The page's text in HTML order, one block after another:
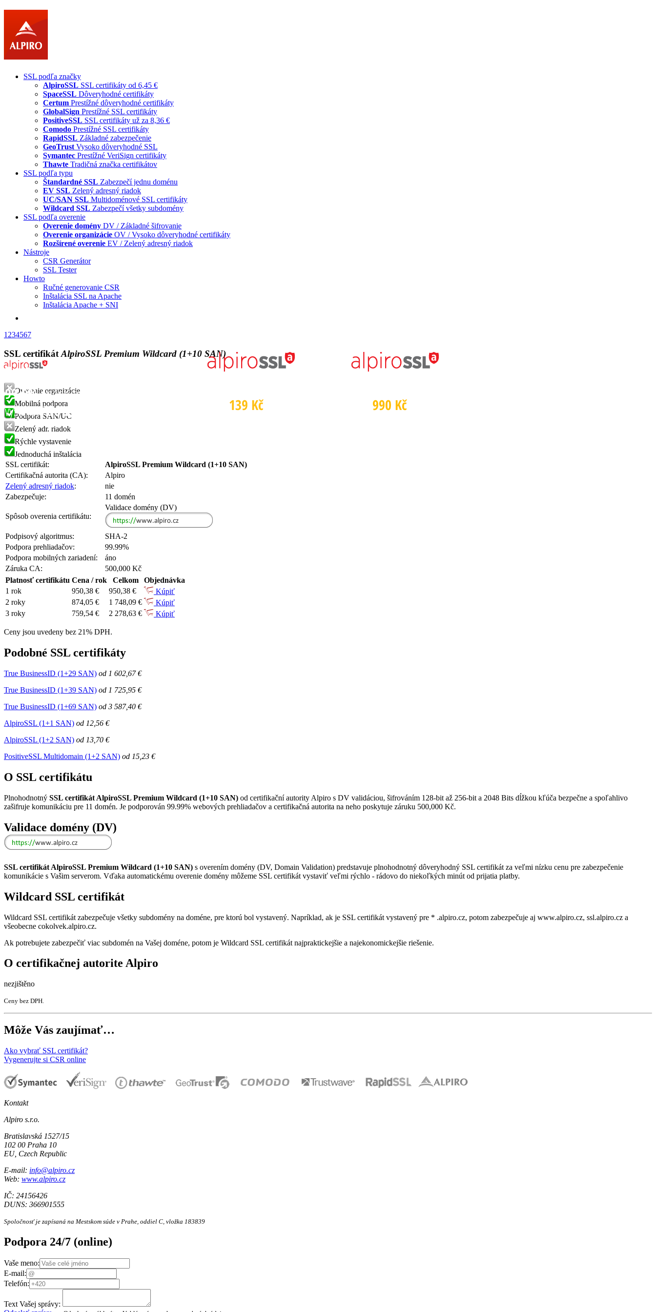
SSL podľa značky
AlpiroSSL SSL certifikáty od 6,45 €
SpaceSSL Dôveryhodné certifikáty
Certum Prestížné dôveryhodné certifikáty
GlobalSign Prestížné SSL certifikáty
PositiveSSL SSL certifikáty už za 8,36 €
Comodo Prestížné SSL certifikáty
RapidSSL Základné zabezpečenie
GeoTrust Vysoko dôveryhodné SSL
Symantec Prestížné VeriSign certifikáty
Thawte Tradičná značka certifikátov
SSL podľa typu
Štandardné SSL Zabezpečí jednu doménu
EV SSL Zelený adresný riadok
UC/SAN SSL Multidoménové SSL certifikáty
Wildcard SSL Zabezpečí všetky subdomény
SSL podľa overenie
Overenie domény DV / Základné šifrovanie
Overenie organizácie OV / Vysoko dôveryhodné certifikáty
Rozšírené overenie EV / Zelený adresný riadok
Nástroje
CSR Generátor
SSL Tester
Howto
Ručné generovanie CSR
Inštalácia SSL na Apache
Inštalácia Apache + SNI
1 234567
SSL certifikát AlpiroSSL Premium Wildcard (1+10 SAN)
Overenie organizácie
Mobilná podpora
Podpora SAN/UC
Zelený adr. riadok
Rýchle vystavenie
Jednoduchá inštalácia
SSL certifikát:
AlpiroSSL Premium Wildcard (1+10 SAN)
Certifikačná autorita (CA):
Alpiro
Zelený adresný riadok:
nie
Zabezpečuje:
11 domén
Spôsob overenia certifikátu:
Validace domény (DV)
Podpisový algoritmus:
SHA-2
Podpora prehliadačov:
99.99%
Podpora mobilných zariadení:
áno
Záruka CA:
500,000 Kč
Platnosť certifikátu Cena / rok Celkom
Objednávka
1 rok
950,38 € 950,38 €
Kúpiť
2 roky
874,05 € 1 748,09 €
Kúpiť
3 roky
759,54 € 2 278,63 € Kúpiť
Ceny jsou uvedeny bez 21% DPH.
Podobné SSL certifikáty
True BusinessID (1+29 SAN) od 1 602,67 €
True BusinessID (1+39 SAN) od 1 725,95 €
True BusinessID (1+69 SAN) od 3 587,40 €
AlpiroSSL (1+1 SAN) od 12,56 €
AlpiroSSL (1+2 SAN) od 13,70 €
PositiveSSL Multidomain (1+2 SAN) od 15,23 €
O SSL certifikátu
Plnohodnotný SSL certifikát AlpiroSSL Premium Wildcard (1+10 SAN) od certifikační autority Alpiro s DV validáciou, šifrováním 128-bit až 256-bit a 2048 Bits dĺžkou kľúča bezpečne a spoľahlivo
zašifruje komunikáciu pre 11 domén. Je podporován 99.99% webových prehliadačov a certifikačná autorita na neho poskytuje záruku 500,000 Kč.
Validace domény (DV)
SSL certifikát AlpiroSSL Premium Wildcard (1+10 SAN) s overením domény (DV, Domain Validation) predstavuje plnohodnotný dôveryhodný SSL certifikát za veľmi nízku cenu pre zabezpečenie
komunikácie s Vašim serverom. Vďaka automatickému overenie domény môžeme SSL certifikát vystaviť veľmi rýchlo - rádovo do niekoľkých minút od prijatia platby.
Wildcard SSL certifikát
Wildcard SSL certifikát zabezpečuje všetky subdomény na doméne, pre ktorú bol vystavený. Napríklad, ak je SSL certifikát vystavený pre * .alpiro.cz, potom zabezpečuje aj www.alpiro.cz, ssl.alpiro.cz a
všeobecne cokolvek.alpiro.cz.
Ak potrebujete zabezpečiť viac subdomén na Vašej doméne, potom je Wildcard SSL certifikát najpraktickejšie a najekonomickejšie riešenie.
O certifikačnej autorite Alpiro
nezjištěno
Ceny bez DPH.
Môže Vás zaujímať…
Ako vybrať SSL certifikát?
Vygenerujte si CSR online
Kontakt
Alpiro s.r.o.
Bratislavská 1527/15
102 00 Praha 10
EU, Czech Republic
E-mail: info@alpiro.cz
Web: www.alpiro.cz
IČ: 24156426
DUNS: 366901555
Spoločnosť je zapísaná na Mestskom súde v Prahe, oddiel C, vložka 183839
Podpora 24/7 (online)
Vaše meno:
E-mail:
Telefón:
Text Vašej správy: